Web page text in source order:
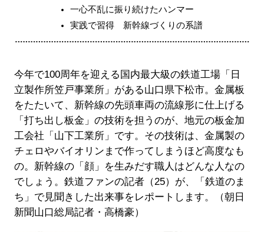
一心不乱に振り続けたハンマー
実践で習得 新幹線づくりの系譜
今年で100周年を迎える国内最大級の鉄道工場「日
立製作所笠戸事業所」がある山口県下松市。金属板
をたたいて、新幹線の先頭車両の流線形に仕上げる
「打ち出し板金」の技術を担うのが、地元の板金加
工会社「山下工業所」です。その技術は、金属製の
チェロやバイオリンまで作ってしまうほど高度なも
の。新幹線の「顔」を生みだす職人はどんな人なの
でしょう。鉄道ファンの記者（25）が、「鉄道のま
ち」で見聞きした出来事をレポートします。（朝日
新聞山口総局記者・高橋豪）